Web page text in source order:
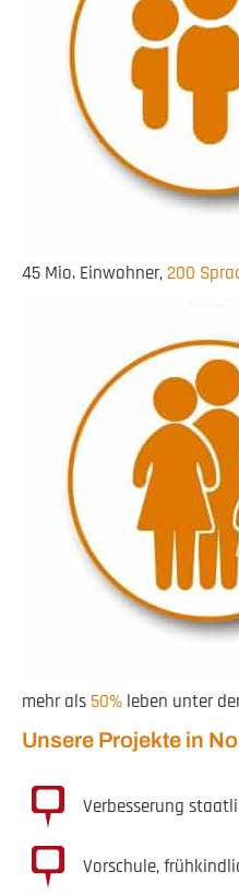
45 Mio. Einwohner, 200
mehr als 50% leben unter
Unsere Projekte in
Verbesserung
Vorschule,